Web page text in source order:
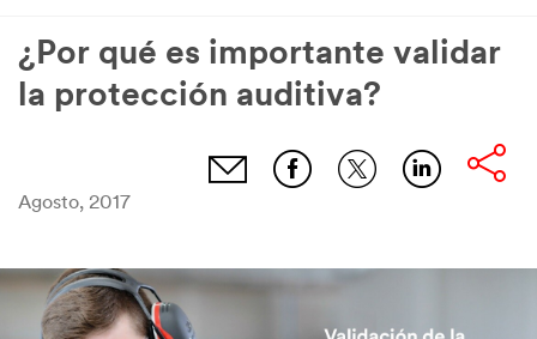
¿Por qué es importante validar
la protección auditiva?
Agosto, 2017